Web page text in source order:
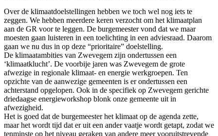
Over de klimaatdoelstellingen hebben we toch wel nog iets te
zeggen. We hebben meerdere keren verzocht om het klimaatplan
aan de GR voor te leggen. De burgemeester vond dat we maar
moesten gaan luisteren in een toelichting in een adviesraad. Daarom
gaan we nu dus in op deze “prioritaire” doelstelling.
De klimaatambities van Zwevegem zijn ondertussen een
‘klimaatklucht’. De voorbije jaren was Zwevegem de grote
afwezige in regionale klimaat- en energie werkgroepen. Ten
opzichte van de aanwezige gemeenten is er ondertussen een
achterstand opgelopen. Ook in de specifiek op Zwevegem gerichte
driedaagse energieworkshop blonk onze gemeente uit in
afwezigheid.
Het is goed dat de burgemeester het klimaat op de agenda zette,
maar het wordt tijd dat er uit een ander vaatje wordt getapt, zodat we
tenminste op het niveau geraken van andere meer vooruitstrevende